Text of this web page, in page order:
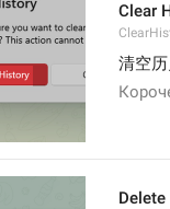
Clear
清空